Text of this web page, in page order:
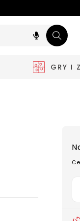
GRY I